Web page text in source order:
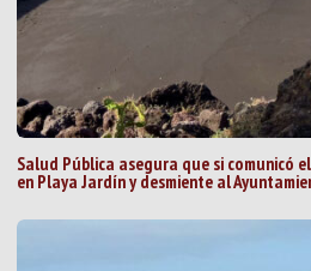
Salud Pública asegura que si comunicó
en Playa Jardín y desmiente al